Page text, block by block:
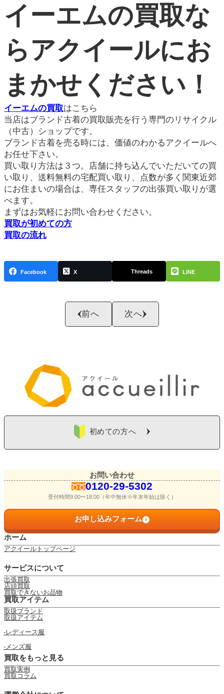
イーエムの買取な
らアクイールにお
まかせください！
イーエムの買取はこちら
当店はブランド古着の買取販売を行う専門のリサイクル
（中古）ショップです。
ブランド古着を売る時には、価値のわかるアクイールへ
お任せ下さい。
買い取り方法は３つ。店舗に持ち込んでいただいての買
い取り、送料無料の宅配買い取り、点数が多く関東近郊
にお住まいの場合は、専任スタッフの出張買い取りが選
べます。
まずはお気軽にお問い合わせください。
買取が初めての方
買取の流れ
Facebook X Threads LINE
前へ 次へ
初めての方へ
お問い合わせ
0120-29-5302
受付時間9:00〜18:00（年中無休※年末年始は除く）
お申し込みフォーム
ホーム
アクイールトップページ
サービスについて
出張買取
店頭買取
買取できないお品物
買取アイテム
取扱ブランド
取扱アイテム
レディース服
メンズ服
買取をもっと見る
買取実例
買取コラム